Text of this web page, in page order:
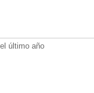
último año